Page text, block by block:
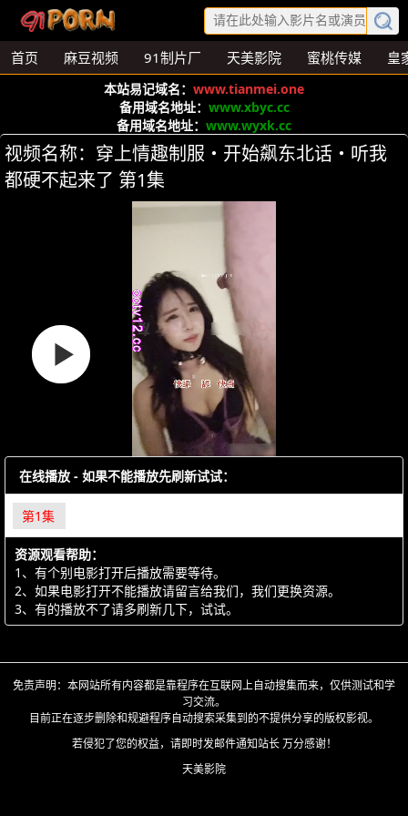
首页 麻豆视频 91制片厂 天美影院 蜜桃传媒 皇
本站易记域名： www.tianmei.one
备用域名地址： www.xbyc.cc
备用域名地址： www.wyxk.cc
视频名称：穿上情趣制服・开始飙东北话・听我
都硬不起来了 第1集
在线播放 - 如果不能播放先刷新试试：
第1集
资源观看帮助：
1、有个别电影打开后播放需要等待。
2、如果电影打开不能播放请留言给我们，我们更换资源。
3、有的播放不了请多刷新几下，试试。
免责声明：本网站所有内容都是靠程序在互联网上自动搜集而来，仅供测试和学
习交流。
目前正在逐步删除和规避程序自动搜索采集到的不提供分享的版权影视。
若侵犯了您的权益，请即时发邮件通知站长 万分感谢！
天美影院